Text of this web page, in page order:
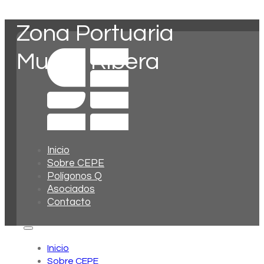
Inicio
Sobre CEPE
Polígonos Q
Asociados
Contacto
Inicio
Sobre CEPE
Zona Portuaria
Muelle Ribera